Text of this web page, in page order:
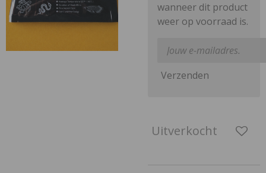
wanneer dit product
weer op voorraad is.
Verzenden
Uitverkocht